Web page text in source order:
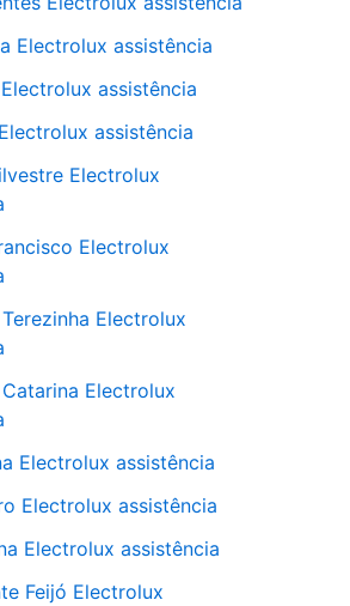
Electrolux assistência
assistência
assistência
Electrolux
Electrolux
Electrolux
Electrolux
Electrolux assistência
Electrolux assistência
Electrolux assistência
Feijó Electrolux